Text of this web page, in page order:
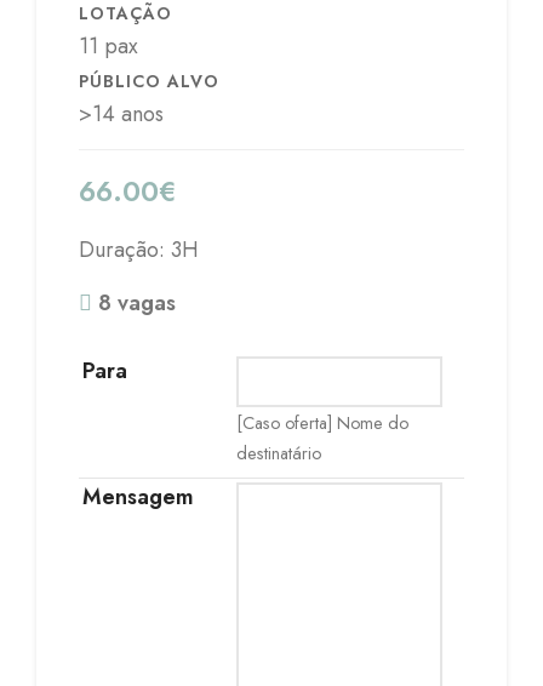
LOTAÇÃO
11 pax
PÚBLICO ALVO
>14 anos
66.00€
Duração: 3H
8 vagas
Para
[Caso oferta] Nome do
destinatário
Mensagem